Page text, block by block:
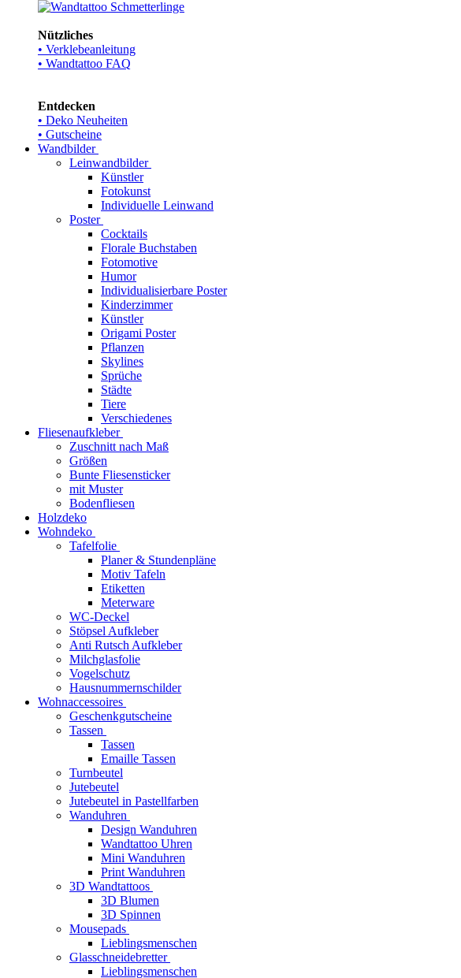
Nützliches
• Verklebeanleitung
• Wandtattoo FAQ
Entdecken
• Deko Neuheiten
• Gutscheine
Wandbilder
Leinwandbilder
Künstler
Fotokunst
Individuelle Leinwand
Poster
Cocktails
Florale Buchstaben
Fotomotive
Humor
Individualisierbare Poster
Kinderzimmer
Künstler
Origami Poster
Pflanzen
Skylines
Sprüche
Städte
Tiere
Verschiedenes
Fliesenaufkleber
Zuschnitt nach Maß
Größen
Bunte Fliesensticker
mit Muster
Bodenfliesen
Holzdeko
Wohndeko
Tafelfolie
Planer & Stundenpläne
Motiv Tafeln
Etiketten
Meterware
WC-Deckel
Stöpsel Aufkleber
Anti Rutsch Aufkleber
Milchglasfolie
Vogelschutz
Hausnummernschilder
Wohnaccessoires
Geschenkgutscheine
Tassen
Tassen
Emaille Tassen
Turnbeutel
Jutebeutel
Jutebeutel in Pastellfarben
Wanduhren
Design Wanduhren
Wandtattoo Uhren
Mini Wanduhren
Print Wanduhren
3D Wandtattoos
3D Blumen
3D Spinnen
Mousepads
Lieblingsmenschen
Glasschneidebretter
Lieblingsmenschen